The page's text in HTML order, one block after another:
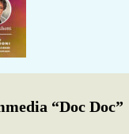
“Doc Doc”